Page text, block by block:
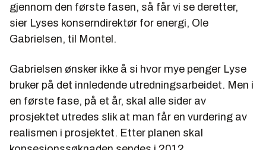
gjennom den første fasen, så får vi se deretter,
sier Lyses konserndirektør for energi, Ole
Gabrielsen, til Montel.
Gabrielsen ønsker ikke å si hvor mye penger Lyse
bruker på det innledende utredningsarbeidet. Men i
en første fase, på et år, skal alle sider av
prosjektet utredes slik at man får en vurdering av
realismen i prosjektet. Etter planen skal